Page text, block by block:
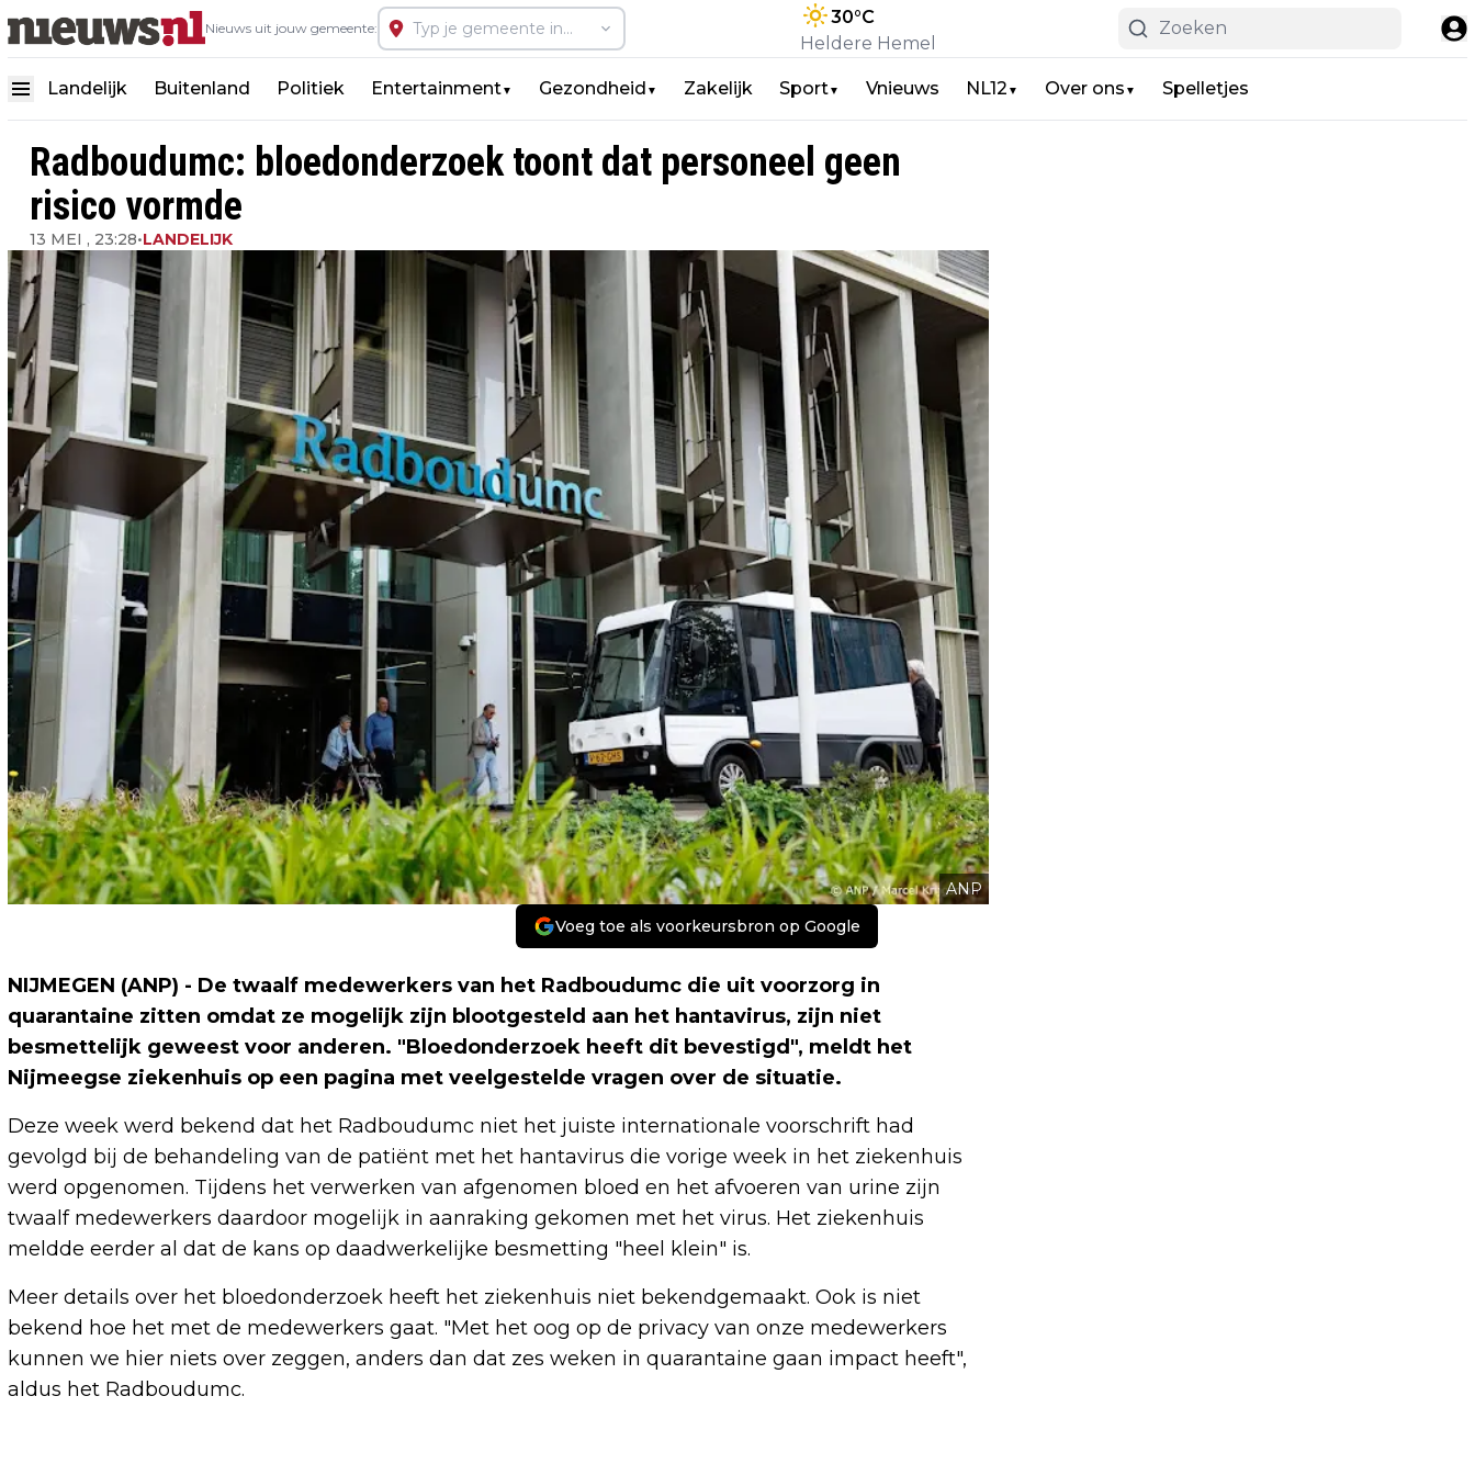
Nieuws uit jouw gemeente:
30°C
Heldere Hemel
Landelijk Buitenland Politiek Entertainment▼ Gezondheid ▼ Zakelijk Sport▼ Vnieuws NL12 ▼ Over ons ▼ Spelletjes
Radboudumc: bloedonderzoek toont dat personeel geen
risico vormde
13 MEI , 23:28•LANDELIJK
ANP
Voeg toe als voorkeursbron op Google
NIJMEGEN (ANP) - De twaalf medewerkers van het Radboudumc die uit voorzorg in
quarantaine zitten omdat ze mogelijk zijn blootgesteld aan het hantavirus, zijn niet
besmettelijk geweest voor anderen. "Bloedonderzoek heeft dit bevestigd", meldt het
Nijmeegse ziekenhuis op een pagina met veelgestelde vragen over de situatie.
Deze week werd bekend dat het Radboudumc niet het juiste internationale voorschrift had
gevolgd bij de behandeling van de patiënt met het hantavirus die vorige week in het ziekenhuis
werd opgenomen. Tijdens het verwerken van afgenomen bloed en het afvoeren van urine zijn
twaalf medewerkers daardoor mogelijk in aanraking gekomen met het virus. Het ziekenhuis
meldde eerder al dat de kans op daadwerkelijke besmetting "heel klein" is.
Meer details over het bloedonderzoek heeft het ziekenhuis niet bekendgemaakt. Ook is niet
bekend hoe het met de medewerkers gaat. "Met het oog op de privacy van onze medewerkers
kunnen we hier niets over zeggen, anders dan dat zes weken in quarantaine gaan impact heeft",
aldus het Radboudumc.